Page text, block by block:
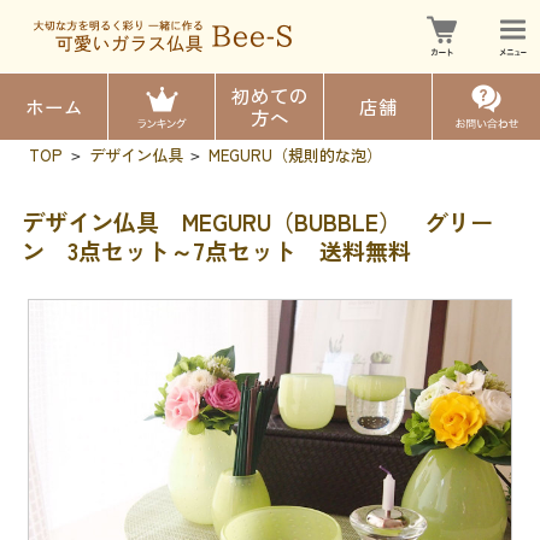
ホーム
初めての
方へ
店舗
TOP > デザイン仏具 > MEGURU（規則的な泡）
デザイン仏具 MEGURU（BUBBLE） グリー
ン 3点セット～7点セット 送料無料